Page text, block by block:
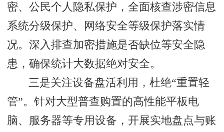
密、公民个人隐私保护，全面核查涉密信息
系统分级保护、网络安全等级保护落实情
况。深入排查加密措施是否缺位等安全隐
患，确保统计大数据绝对安全。
三是关注设备盘活利用，杜绝“重置轻
管”。针对大型普查购置的高性能平板电
脑、服务器等专用设备，开展实地盘点与账